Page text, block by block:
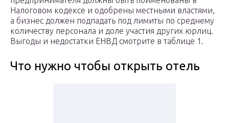
Налоговом кодексе и одобрены местными властями,
а бизнес должен подпадать под лимиты по среднему
количеству персонала и доле участия других юрлиц.
Выгоды и недостатки ЕНВД смотрите в таблице 1.
Что нужно чтобы открыть отель